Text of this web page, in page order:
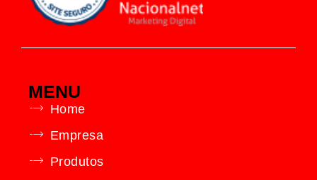
MENU
Home
Empresa
Produtos